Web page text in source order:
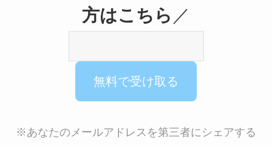
方はこちら ／
※あなたのメールアドレスを第三者にシェアする